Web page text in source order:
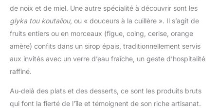
de noix et de miel. Une autre spécialité à découvrir sont les
glyka tou koutaliou, ou « douceurs à la cuillère ». Il s’agit de
fruits entiers ou en morceaux (figue, coing, cerise, orange
amère) confits dans un sirop épais, traditionnellement servis
aux invités avec un verre d’eau fraîche, un geste d’hospitalité
raffiné.
Au-delà des plats et des desserts, ce sont les produits bruts
qui font la fierté de l’île et témoignent de son riche artisanat.